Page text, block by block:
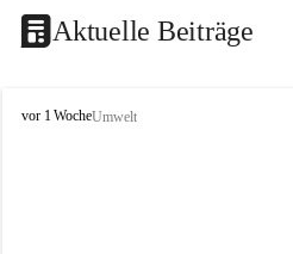
Aktuelle Beiträge
V
vor 1 WocheUmwelt